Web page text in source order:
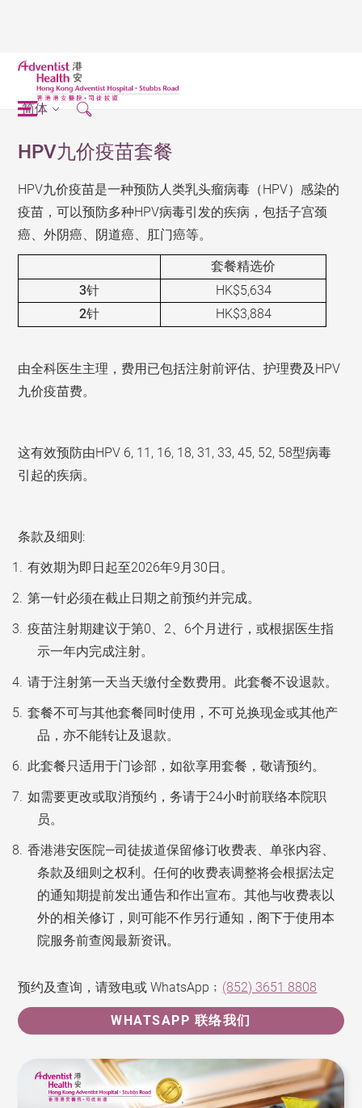
简体
HPV九价疫苗套餐
HPV九价疫苗是一种预防人类乳头瘤病毒（HPV）感染的
疫苗，可以预防多种HPV病毒引发的疾病，包括子宫颈
癌、外阴癌、阴道癌、肛门癌等。
套餐精选价
3针
HK$5,634
2针
HK$3,884
由全科医生主理，费用已包括注射前评估、护理费及HPV
九价疫苗费。
这有效预防由HPV 6, 11, 16, 18, 31, 33, 45, 52, 58型病毒
引起的疾病。
条款及细则:
有效期为即日起至2026年9月30日。
第一针必须在截止日期之前预约并完成。
疫苗注射期建议于第0、2、6个月进行，或根据医生指
示一年内完成注射。
请于注射第一天当天缴付全数费用。此套餐不设退款。
套餐不可与其他套餐同时使用，不可兑换现金或其他产
品，亦不能转让及退款。
此套餐只适用于门诊部，如欲享用套餐，敬请预约。
如需要更改或取消预约，务请于24小时前联络本院职
员。
香港港安医院—司徒拔道保留修订收费表、单张内容、
条款及细则之权利。任何的收费表调整将会根据法定
的通知期提前发出通告和作出宣布。其他与收费表以
外的相关修订，则可能不作另行通知，阁下于使用本
院服务前查阅最新资讯。
预约及查询，请致电或 WhatsApp﹔ (852) 3651 8808
WHATSAPP 联络我们